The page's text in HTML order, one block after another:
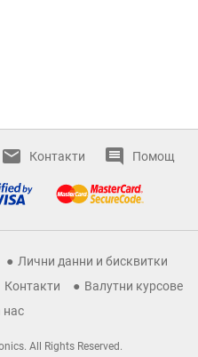
Контакти Помощ
Лични данни и бисквитки
Контакти
Валутни курсове
нас
All Rights Reserved.